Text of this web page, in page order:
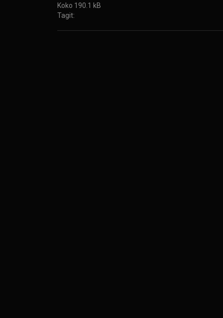
Koko 190.1 kB
Tagit: